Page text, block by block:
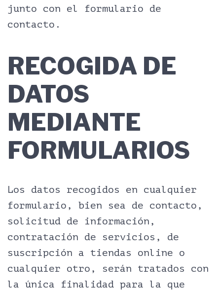
junto con el formulario de
contacto.
RECOGIDA DE
DATOS
MEDIANTE
FORMULARIOS
Los datos recogidos en cualquier
formulario, bien sea de contacto,
solicitud de información,
contratación de servicios, de
suscripción a tiendas online o
cualquier otro, serán tratados con
la única finalidad para la que